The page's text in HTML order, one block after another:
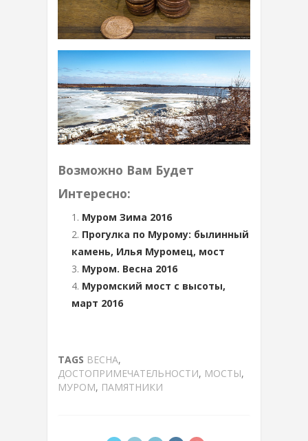
Возможно Вам Будет
Интересно:
Муром Зима 2016
Прогулка по Мурому: былинный
камень, Илья Муромец, мост
Муром. Весна 2016
Муромский мост с высоты,
март 2016
TAGS ВЕСНА,
ДОСТОПРИМЕЧАТЕЛЬНОСТИ, МОСТЫ,
МУРОМ, ПАМЯТНИКИ